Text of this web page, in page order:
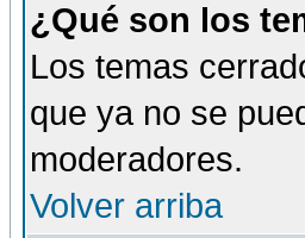
¿Qué son los
Los temas
que ya no se
moderadores.
Volver arriba